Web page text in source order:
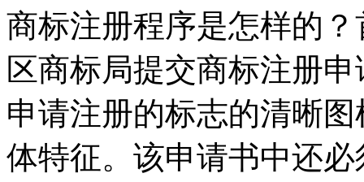
商标注册程序是怎样的
区商标局提交商标注册
申请注册的标志的清晰
体特征。该申请书中还